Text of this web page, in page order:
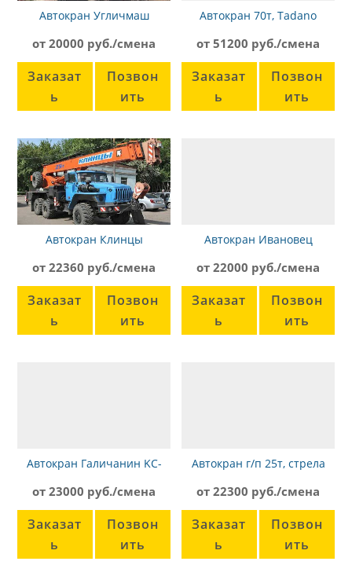
Автокран Угличмаш
от 20000 руб./смена
Заказат
ь
Позвон
ить
Автокран 70т, Tadano
от 51200 руб./смена
Заказат
ь
Позвон
ить
Автокран Клинцы
от 22360 руб./смена
Заказат
ь
Позвон
ить
Автокран Ивановец
от 22000 руб./смена
Заказат
ь
Позвон
ить
Автокран Галичанин KC-
от 23000 руб./смена
Заказат
ь
Позвон
ить
Автокран г/п 25т, стрела
от 22300 руб./смена
Заказат
ь
Позвон
ить